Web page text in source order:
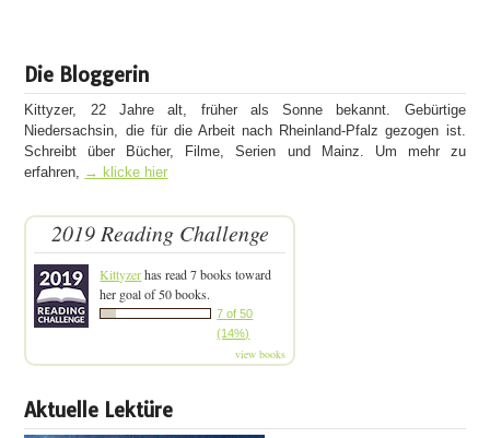
Die Bloggerin
Kittyzer, 22 Jahre alt, früher als Sonne bekannt. Gebürtige
Niedersachsin, die für die Arbeit nach Rheinland-Pfalz gezogen ist.
Schreibt über Bücher, Filme, Serien und Mainz. Um mehr zu
erfahren, → klicke hier
2019 Reading Challenge
Kittyzerhas read 7 books toward
her goal of 50 books.
7 of 50
(14%)
view books
Aktuelle Lektüre